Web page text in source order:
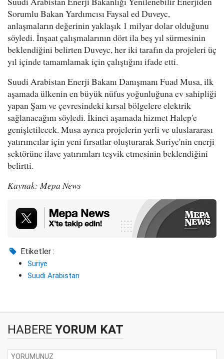
Sorumlu Bakan Yardımcısı Faysal ed Duveyc,
anlaşmaların değerinin yaklaşık 1 milyar dolar olduğunu
söyledi. İnşaat çalışmalarının dört ila beş yıl sürmesinin
beklendiğini belirten Duveyc, her iki tarafın da projeleri üç
yıl içinde tamamlamak için çalıştığını ifade etti.
Suudi Arabistan Enerji Bakanı Danışmanı Fuad Musa, ilk
aşamada ülkenin en büyük nüfus yoğunluğuna ev sahipliği
yapan Şam ve çevresindeki kırsal bölgelere elektrik
sağlanacağını söyledi. İkinci aşamada hizmet Halep'e
genişletilecek. Musa ayrıca projelerin yerli ve uluslararası
yatırımcılar için yeni fırsatlar oluşturarak Suriye'nin enerji
sektörüne ilave yatırımları teşvik etmesinin beklendiğini
belirtti.
Kaynak: Mepa News
Etiketler :
Suriye
Suudi Arabistan
HABERE YORUM KAT